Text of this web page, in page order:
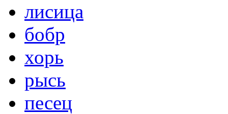
лисица
бобр
хорь
рысь
песец